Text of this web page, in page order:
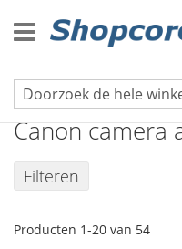
naar
de
Foto- en videocamera
Canon camera
Filteren
Producten 1-20 van 54